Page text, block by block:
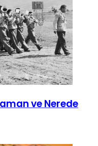
ve Nerede